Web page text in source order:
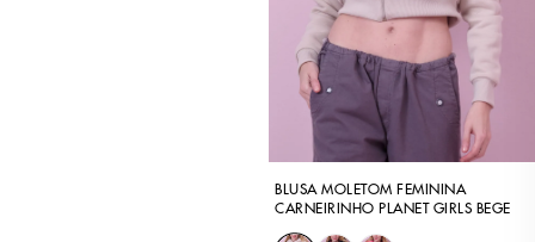
BLUSA MOLETOM FEMININA
CARNEIRINHO PLANET GIRLS BEGE